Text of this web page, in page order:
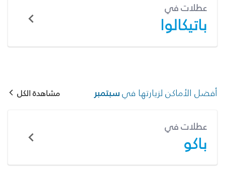
عطلات في
باتيكالوا
أفضل الأماكن لزيارتها فيسبتمبر مشاهدة الكل
عطلات في
باكو